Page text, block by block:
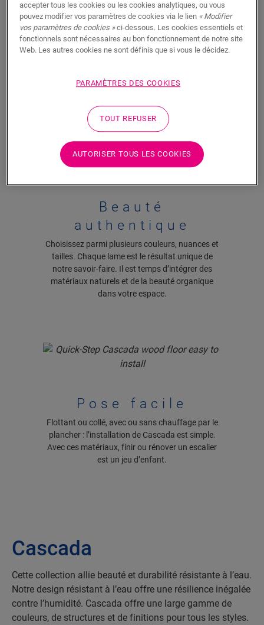
Résistant à l’eau
Cascada est le seul véritable parquet étanche à
une innovation de pointe donne à ces sols un
Beauté
authentique
Choisissez parmi plusieurs couleurs, nuances et
tailles. Chaque lame est le résultat unique de
notre savoir-faire. Il est temps d’intégrer des
matériaux naturels et de la beauté organique
dans votre espace.
Pose facile
Flottant ou collé, avec ou sans chauffage par le
plancher : l’installation de Cascada est simple.
Avec ces matériaux, finir ou rénover un escalier
est un jeu d’enfant.
Cascada
Cette collection allie beauté et durabilité résistante à l’eau.
Notre design résistant à l’eau offre une résilience inégalée
contre l’humidité. Cascada offre une large gamme de
couleurs, de structures et de finitions pour tous les styles.
accepter tous les cookies ou les cookies analytiques, ou vous
pouvez modifier vos paramètres de cookies via le lien « Modifier
vos paramètres de cookies »ci-dessous. Les cookies essentiels et
fonctionnels sont nécessaires au bon fonctionnement de notre site
Web. Les autres cookies ne sont définis que si vous le décidez.
PARAMÈTRES DES COOKIES
TOUT REFUSER
AUTORISER TOUS LES COOKIES